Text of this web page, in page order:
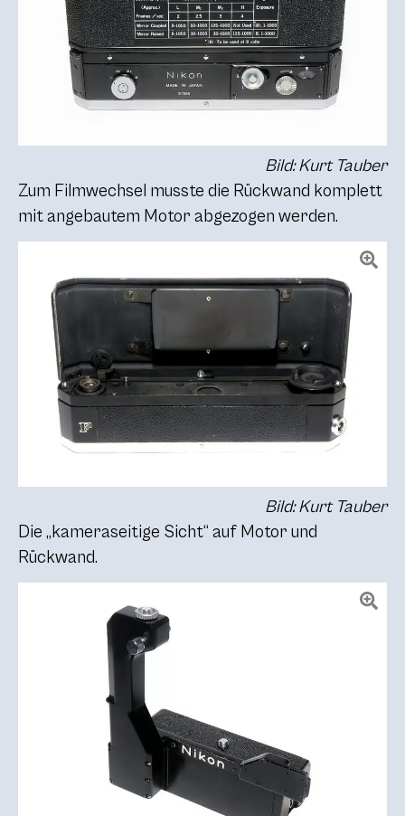
Bild: Kurt Tauber
Zum Filmwechsel musste die Rückwand komplett
mit angebautem Motor abgezogen werden.
Bild: Kurt Tauber
Die „kameraseitige Sicht“ auf Motor und
Rückwand.